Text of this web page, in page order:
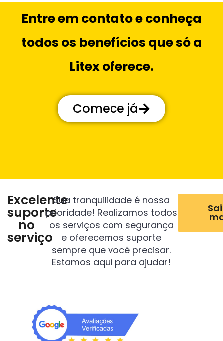
Entre em contato e conheça
todos os benefícios que só a
Litex oferece.
Comece já
Excelente
suporte
no
serviço
Sua tranquilidade é nossa
prioridade! Realizamos todos
os serviços com segurança
e oferecemos suporte
sempre que você precisar.
Estamos aqui para ajudar!